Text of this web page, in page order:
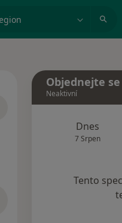
Objednejte
Neaktivní
Dnes
7 Srpen
Tento